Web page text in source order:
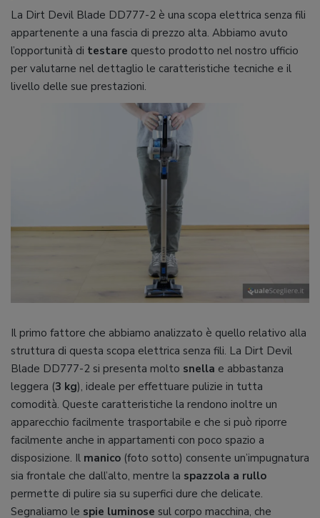
La Dirt Devil Blade DD777-2 è una scopa elettrica senza fili
appartenente a una fascia di prezzo alta. Abbiamo avuto
l’opportunità di testare questo prodotto nel nostro ufficio
per valutarne nel dettaglio le caratteristiche tecniche e il
livello delle sue prestazioni.
Il primo fattore che abbiamo analizzato è quello relativo alla
struttura di questa scopa elettrica senza fili. La Dirt Devil
Blade DD777-2 si presenta molto snella e abbastanza
leggera (3 kg), ideale per effettuare pulizie in tutta
comodità. Queste caratteristiche la rendono inoltre un
apparecchio facilmente trasportabile e che si può riporre
facilmente anche in appartamenti con poco spazio a
disposizione. Il manico (foto sotto) consente un’impugnatura
sia frontale che dall’alto, mentre la spazzola a rullo
permette di pulire sia su superfici dure che delicate.
Segnaliamo le spie luminose sul corpo macchina, che